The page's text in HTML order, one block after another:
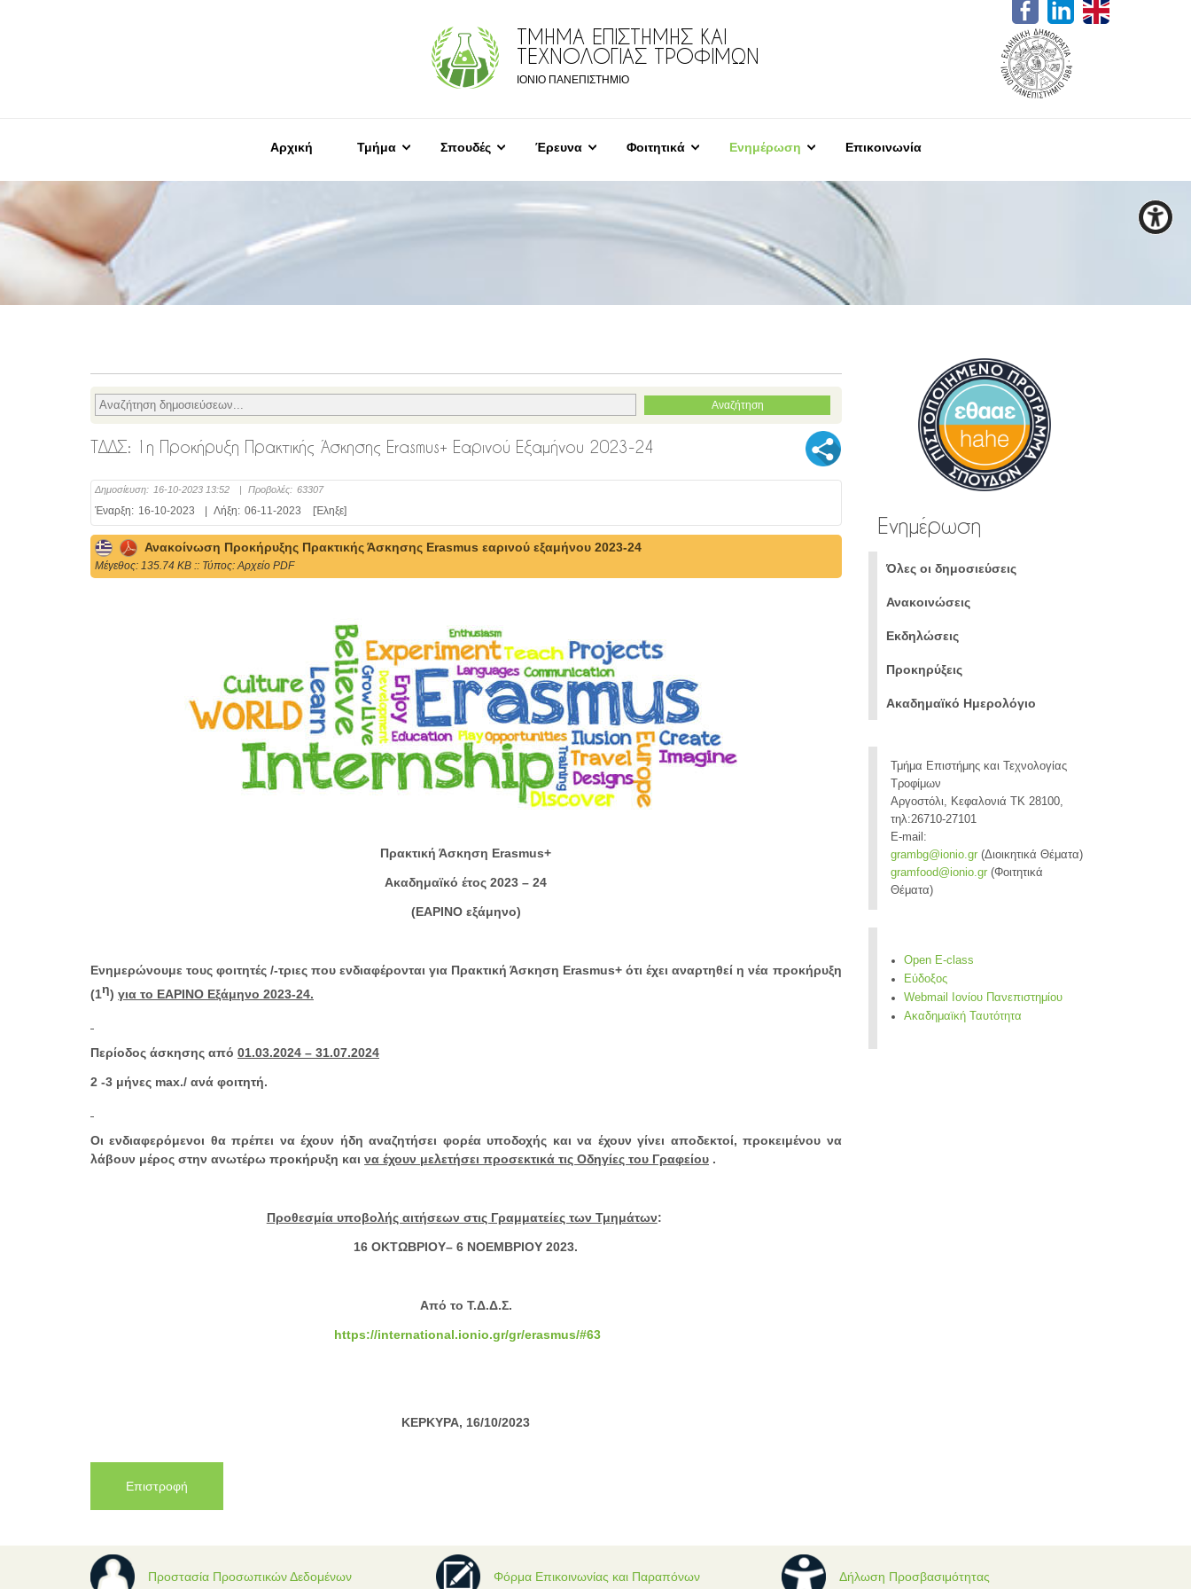
ΤΜΗΜΑ ΕΠΙΣΤΗΜΗΣ ΚΑΙ
ΤΕΧΝΟΛΟΓΙΑΣ ΤΡΟΦΙΜΩΝ
ΙΟΝΙΟ ΠΑΝΕΠΙΣΤΗΜΙΟ
Αρχική Τμήμα Σπουδές Έρευνα Φοιτητικά Ενημέρωση Επικοινωνία
ΤΔΔΣ: 1η Προκήρυξη Πρακτικής Άσκησης Erasmus+ Εαρινού Εξαμήνου 2023-24
Δημοσίευση: 16-10-2023 13:52 | Προβολές: 63307
Έναρξη: 16-10-2023 Λήξη: 06-11-2023 [Έληξε]
Ανακοίνωση Προκήρυξης Πρακτικής Άσκησης Erasmus εαρινού εξαμήνου 2023-24
Mέγεθος: 135.74 KB :: Τύπος: Αρχείο PDF
Πρακτική Άσκηση Erasmus+
Ακαδημαϊκό έτος 2023 – 24
(ΕΑΡΙΝΟ εξάμηνο)
Ενημερώνουμε τους φοιτητές /-τριες που ενδιαφέρονται για Πρακτική Άσκηση Erasmus+ ότι έχει αναρτηθεί η νέα προκήρυξη
(1η) για το ΕΑΡΙΝΟ Εξάμηνο 2023-24.
Περίοδος άσκησης από 01.03.2024 – 31.07.2024
2 -3 μήνες max./ ανά φοιτητή.
Οι ενδιαφερόμενοι θα πρέπει να έχουν ήδη αναζητήσει φορέα υποδοχής και να έχουν γίνει αποδεκτοί, προκειμένου να
λάβουν μέρος στην ανωτέρω προκήρυξη και να έχουν μελετήσει προσεκτικά τις Οδηγίες του Γραφείου .
Προθεσμία υποβολής αιτήσεων στις Γραμματείες των Τμημάτων:
16 ΟΚΤΩΒΡΙΟΥ– 6 ΝΟΕΜΒΡΙΟΥ 2023.
Από το Τ.Δ.Δ.Σ.
https://international.ionio.gr/gr/erasmus/#63
ΚΕΡΚΥΡΑ, 16/10/2023
Επιστροφή
Ενημέρωση
Όλες οι δημοσιεύσεις
Ανακοινώσεις
Εκδηλώσεις
Προκηρύξεις
Ακαδημαϊκό Ημερολόγιο
Τμήμα Επιστήμης και Τεχνολογίας
Τροφίμων
Αργοστόλι, Κεφαλονιά ΤΚ 28100,
τηλ:26710-27101
E-mail:
grambg@ionio.gr(Διοικητικά Θέματα)
gramfood@ionio.gr(Φοιτητικά
Θέματα)
Open E-class
Εύδοξος
Webmail Ιονίου Πανεπιστημίου
Ακαδημαϊκή Ταυτότητα
Προστασία Προσωπικών Δεδομένων Φόρμα Επικοινωνίας και Παραπόνων Δήλωση Προσβασιμότητας